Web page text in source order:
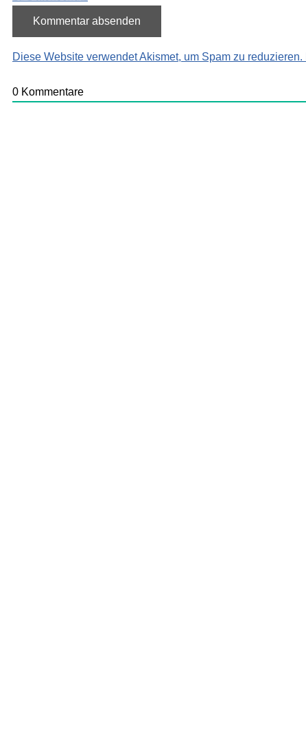
Diese Website verwendet Akismet, um Spam zu reduzieren.
0 Kommentare